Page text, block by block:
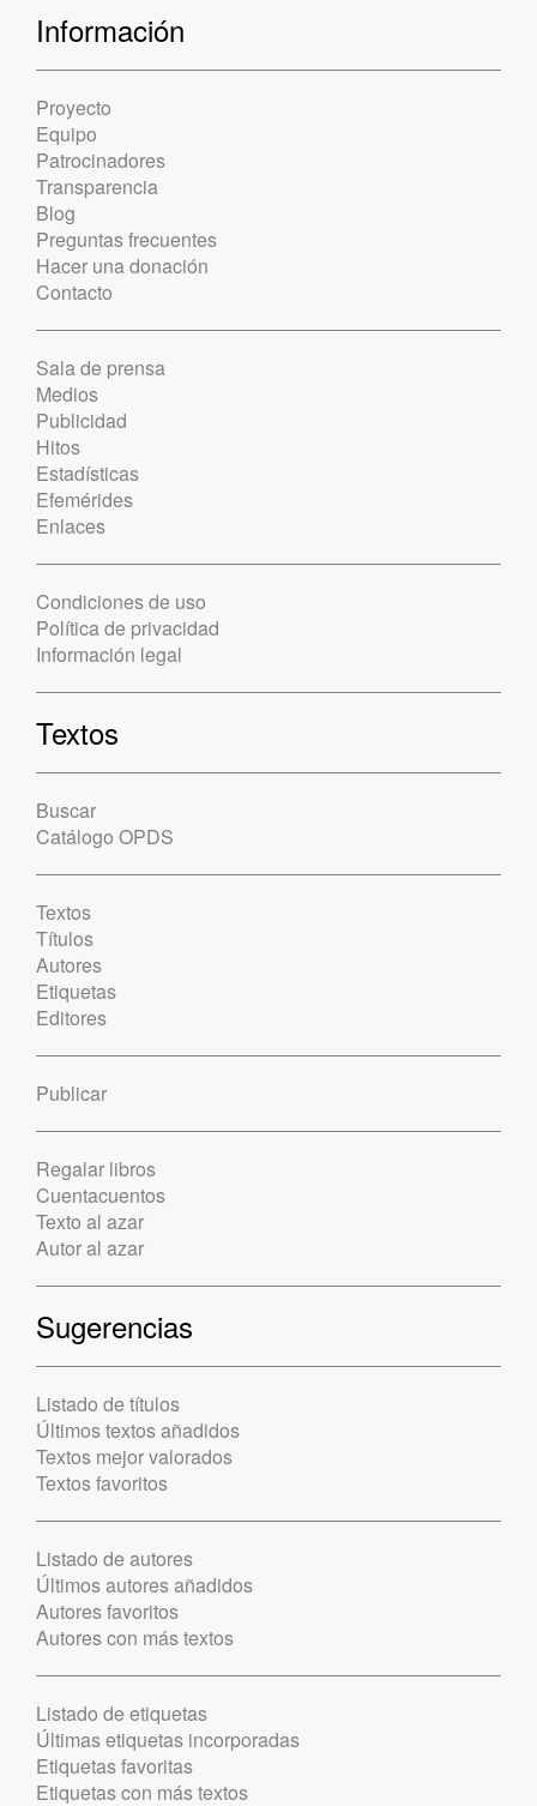
Información
Proyecto
Equipo
Patrocinadores
Transparencia
Blog
Preguntas frecuentes
Hacer una donación
Contacto
Sala de prensa
Medios
Publicidad
Hitos
Estadísticas
Efemérides
Enlaces
Condiciones de uso
Política de privacidad
Información legal
Textos
Buscar
Catálogo OPDS
Textos
Títulos
Autores
Etiquetas
Editores
Publicar
Regalar libros
Cuentacuentos
Texto al azar
Autor al azar
Sugerencias
Listado de títulos
Últimos textos añadidos
Textos mejor valorados
Textos favoritos
Listado de autores
Últimos autores añadidos
Autores favoritos
Autores con más textos
Listado de etiquetas
Últimas etiquetas incorporadas
Etiquetas favoritas
Etiquetas con más textos